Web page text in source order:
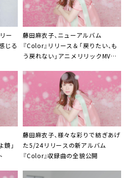
ー
じる
藤田麻衣子、ニューアルバム
『Color』リリース＆「戻りたい、も
う戻れない」アニメリリックMV公
鏡」
藤田麻衣子、様々な彩りで紡ぎあげ
た5/24リリースの新アルバム
『Color』収録曲の全貌公開